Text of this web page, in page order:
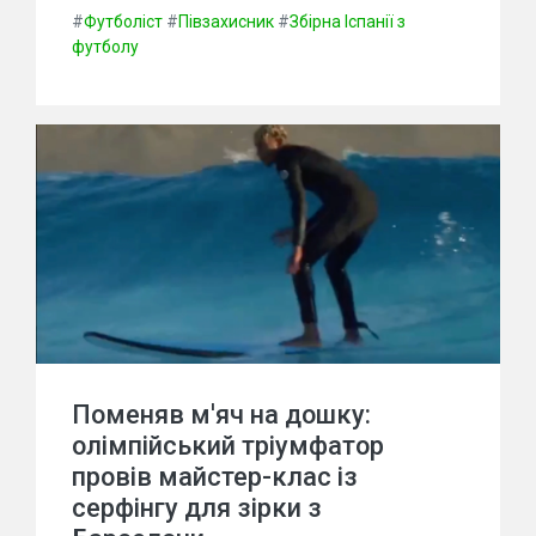
#Футболіст #Півзахисник #Збірна Іспанії з
футболу
Поменяв м'яч на дошку:
олімпійський тріумфатор
провів майстер-клас із
серфінгу для зірки з